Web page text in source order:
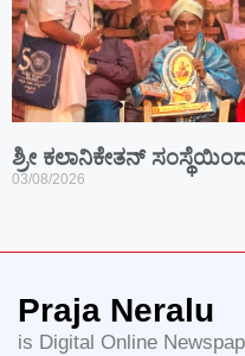
ಶ್ರೀ ಕಲಾನಿಕೇತನ್
03/08/2026
Praja Neralu
is Digital Online